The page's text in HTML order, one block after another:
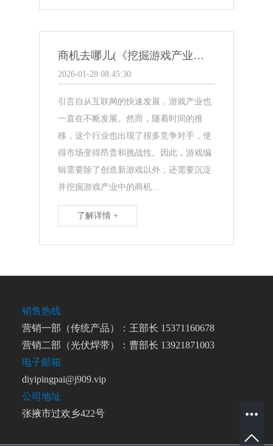
商机去哪儿(《挖掘游戏产业商机，探索未来发展趋势》)
2026-01-28 08:45:30
引言自从互联网的快速发展，游戏产业也
一直在不断发展。然而，随着时间的推
移，这个行业也出现了很多竞争对手，使
得市场变得昂贵和挑战性。因此，游戏编
辑需要除了创造新游戏以外，还需要沉淀
并挖掘游戏产业中的商机...
了解详情 +
销售热线
营销一部（传统产品）：王部长 15371160678
营销二部（光伏焊带）：曹部长 13921871003
电子邮箱
diyipingpai@j909.vip
公司地址
张掖市过欢乡422号